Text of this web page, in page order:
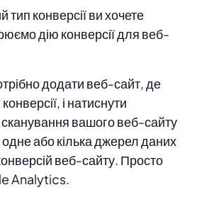
тип конверсії ви хочете
дію конверсії для веб-
додати веб-сайт, де
і натиснути
сканування вашого веб-сайту
або кілька джерел даних
веб-сайту. Просто
Analytics.